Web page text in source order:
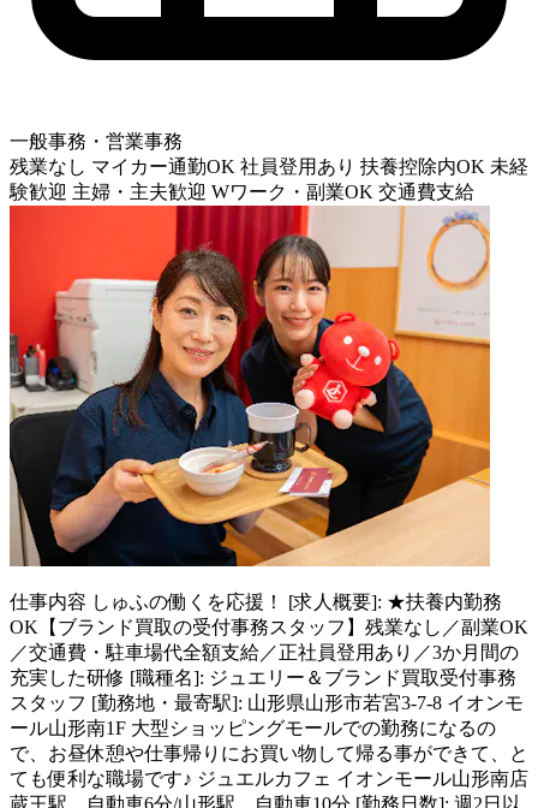
一般事務・営業事務
残業なし マイカー通勤OK 社員登用あり 扶養控除内OK 未経
験歓迎 主婦・主夫歓迎 Wワーク・副業OK 交通費支給
仕事内容 しゅふの働くを応援！ [求人概要]: ★扶養内勤務
OK【ブランド買取の受付事務スタッフ】残業なし／副業OK
／交通費・駐車場代全額支給／正社員登用あり／3か月間の
充実した研修 [職種名]: ジュエリー＆ブランド買取受付事務
スタッフ [勤務地・最寄駅]: 山形県山形市若宮3-7-8 イオンモ
ール山形南1F 大型ショッピングモールでの勤務になるの
で、お昼休憩や仕事帰りにお買い物して帰る事ができて、と
ても便利な職場です♪ ジュエルカフェ イオンモール山形南店
蔵王駅 自動車6分/山形駅 自動車10分 [勤務日数]: 週2日以